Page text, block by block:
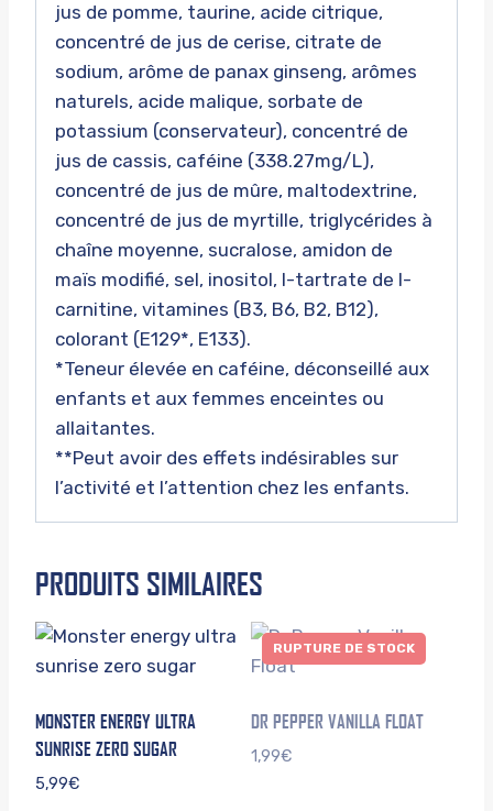
jus de pomme, taurine, acide citrique,
concentré de jus de cerise, citrate de
sodium, arôme de panax ginseng, arômes
naturels, acide malique, sorbate de
potassium (conservateur), concentré de
jus de cassis, caféine (338.27mg/L),
concentré de jus de mûre, maltodextrine,
concentré de jus de myrtille, triglycérides à
chaîne moyenne, sucralose, amidon de
maïs modifié, sel, inositol, l-tartrate de l-
carnitine, vitamines (B3, B6, B2, B12),
colorant (E129*, E133).
*Teneur élevée en caféine, déconseillé aux
enfants et aux femmes enceintes ou
allaitantes.
**Peut avoir des effets indésirables sur
l’activité et l’attention chez les enfants.
PRODUITS SIMILAIRES
MONSTER ENERGY ULTRA
SUNRISE ZERO SUGAR
5,99€
RUPTURE DE STOCK
DR PEPPER VANILLA FLOAT
1,99€